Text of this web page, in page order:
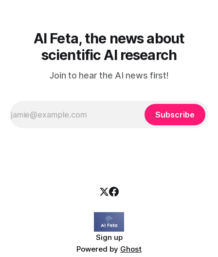
AI Feta, the news about
scientific AI research
Join to hear the AI news first!
Subscribe
Sign up
Powered by Ghost